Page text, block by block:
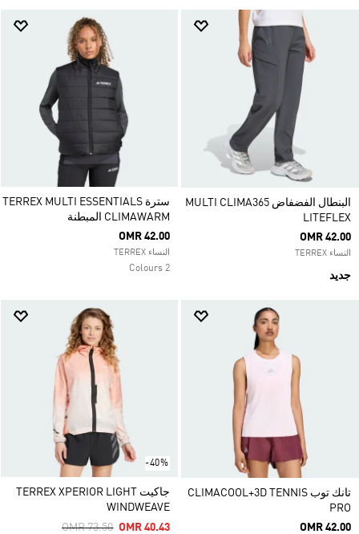
البنطال الفضفاض MULTI CLIMA365
LITEFLEX
OMR 42.00
النساء TERREX
جديد
سترة TERREX MULTI ESSENTIALS
CLIMAWARM المبطنة
OMR 42.00
النساء TERREX
2 Colours
تانك توب CLIMACOOL+3D TENNIS
PRO
OMR 42.00
-40%
جاكيت TERREX XPERIOR LIGHT
WINDWEAVE
Price Reduced From
OMR 73.50ToOMR 40.43